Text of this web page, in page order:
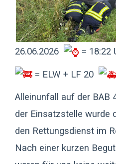
26.06.2026 = 18:22
= ELW + LF 20
Alleinunfall auf der BAB
der Einsatzstelle wurde
den Rettungsdienst im
Nach einer kurzen